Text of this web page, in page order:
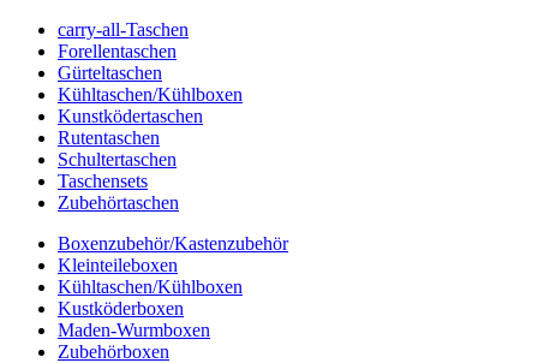
carry-all-Taschen
Forellentaschen
Gürteltaschen
Kühltaschen/Kühlboxen
Kunstködertaschen
Rutentaschen
Schultertaschen
Taschensets
Zubehörtaschen
Boxenzubehör/Kastenzubehör
Kleinteileboxen
Kühltaschen/Kühlboxen
Kustköderboxen
Maden-Wurmboxen
Zubehörboxen